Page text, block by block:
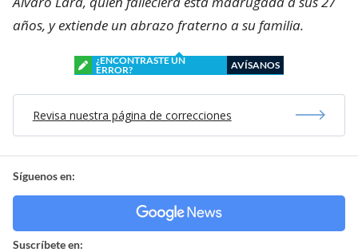
años, y extiende un abrazo fraterno a su familia.
¿ENCONTRASTE UN
ERROR?
AVÍSANOS
Revisa nuestra página de correcciones
Síguenos en:
Suscríbete en: